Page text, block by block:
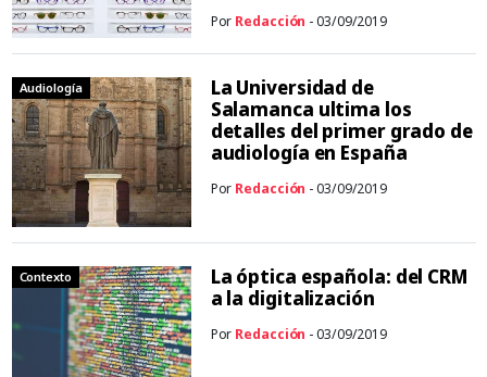
Por Redacción - 03/09/2019
Audiología
La Universidad de
Salamanca ultima los
detalles del primer grado de
audiología en España
Por Redacción - 03/09/2019
Contexto
La óptica española: del CRM
a la digitalización
Por Redacción - 03/09/2019